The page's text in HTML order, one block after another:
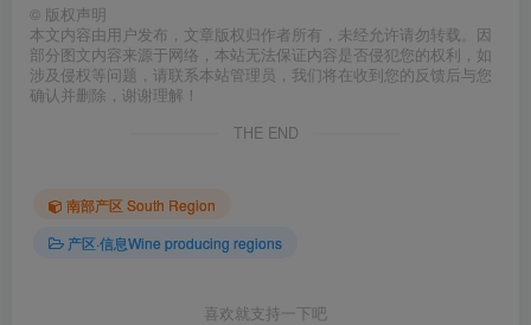
© 版权声明
本文内容由用户发布，文章版权归作者所有，未经允许请勿转载。因
部分图文内容来源于网络，本站无法保证内容是否侵犯您的权利，如
涉及侵权等问题，请联系本站管理员，我们将在收到您的反馈后与您
确认并删除，谢谢理解！
THE END
南部产区 South Region
产区·信息Wine producing regions
喜欢就支持一下吧